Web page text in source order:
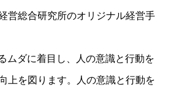
営総合研究所のオリジナル経営手
ムダに着目し、人の意識と行動を
上を図ります。人の意識と行動を